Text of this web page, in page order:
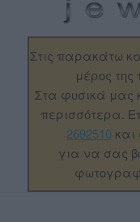
Στις παρακάτω
μέρος
Στα φυσικά μας
περισσότερα.
2692510και
για να σας